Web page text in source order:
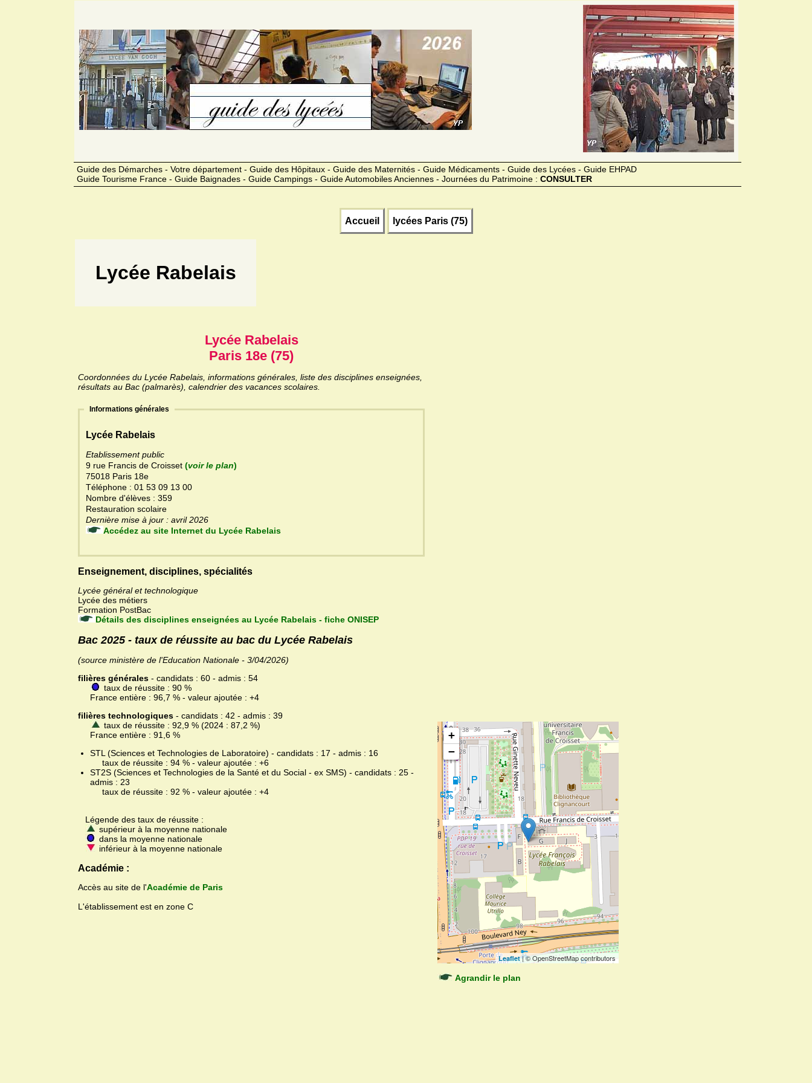
Guide des Démarches - Votre département - Guide des Hôpitaux - Guide des Maternités - Guide Médicaments - Guide des Lycées - Guide EHPAD
Guide Tourisme France - Guide Baignades - Guide Campings - Guide Automobiles Anciennes - Journées du Patrimoine : CONSULTER
Accueil lycées Paris (75)
Lycée Rabelais
Lycée Rabelais
Paris 18e (75)
Coordonnées du Lycée Rabelais, informations générales, liste des disciplines enseignées,
résultats au Bac (palmarès), calendrier des vacances scolaires.
Informations générales
Lycée Rabelais
Etablissement public
9 rue Francis de Croisset (voir le plan)
75018 Paris 18e
Téléphone : 01 53 09 13 00
Nombre d'élèves : 359
Restauration scolaire
Dernière mise à jour : avril 2026
Accédez au site Internet du Lycée Rabelais
Enseignement, disciplines, spécialités
Lycée général et technologique
Lycée des métiers
Formation PostBac
Détails des disciplines enseignées au Lycée Rabelais - fiche ONISEP
Bac 2025 - taux de réussite au bac du Lycée Rabelais
(source ministère de l'Education Nationale - 3/04/2026)
filières générales - candidats : 60 - admis : 54
taux de réussite : 90 %
France entière : 96,7 % - valeur ajoutée : +4
filières technologiques - candidats : 42 - admis : 39
taux de réussite : 92,9 % (2024 : 87,2 %)
France entière : 91,6 %
STL (Sciences et Technologies de Laboratoire) - candidats : 17 - admis : 16
taux de réussite : 94 % - valeur ajoutée : +6
ST2S (Sciences et Technologies de la Santé et du Social - ex SMS) - candidats : 25 -
admis : 23
taux de réussite : 92 % - valeur ajoutée : +4
Légende des taux de réussite :
supérieur à la moyenne nationale
dans la moyenne nationale
inférieur à la moyenne nationale
Académie :
Accès au site de l'Académie de Paris
L'établissement est en zone C
+
−
Leaflet| © OpenStreetMap contributors
Agrandir le plan